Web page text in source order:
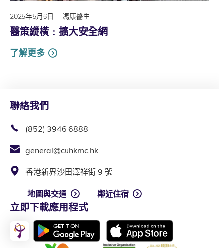
2025年5月6日 馮康醫生
醫策縱橫﹕擴大安全網
了解更多
聯絡我們
(852) 3946 6888
general@cuhkmc.hk
香港新界沙田澤祥街 9 號
地圖與交通 鄰近住宿
立即下載應用程式